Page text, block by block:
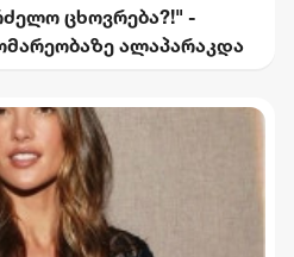
ცხოვრება?!" -
ალაპარაკდა